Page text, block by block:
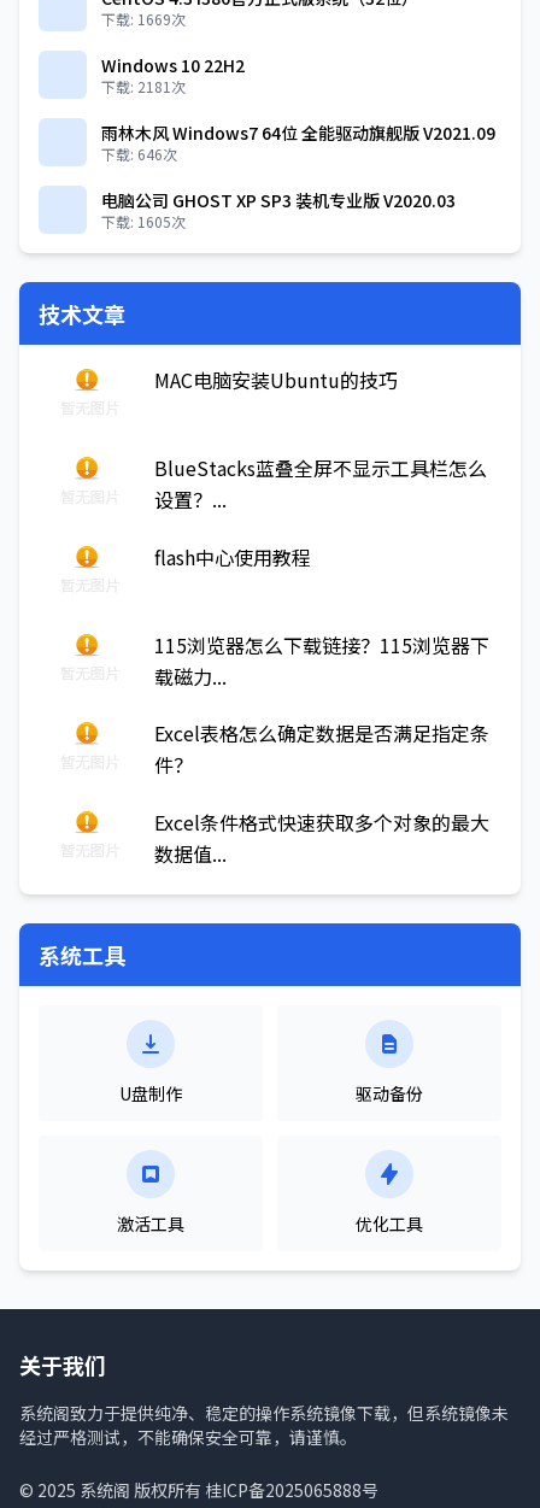
下载: 1669次
Windows 10 22H2
下载: 2181次
雨林木风 Windows7 64位 全能驱动旗舰版 V2021.09
下载: 646次
电脑公司 GHOST XP SP3 装机专业版 V2020.03
下载: 1605次
技术文章
MAC电脑安装Ubuntu的技巧
BlueStacks蓝叠全屏不显示工具栏怎么
设置？...
flash中心使用教程
115浏览器怎么下载链接？115浏览器下
载磁力...
Excel表格怎么确定数据是否满足指定条
件？
Excel条件格式快速获取多个对象的最大
数据值...
系统工具
U盘制作 驱动备份
激活工具 优化工具
关于我们
系统阁致力于提供纯净、稳定的操作系统镜像下载，但系统镜像未
经过严格测试，不能确保安全可靠，请谨慎。
© 2025 系统阁 版权所有 桂ICP备2025065888号